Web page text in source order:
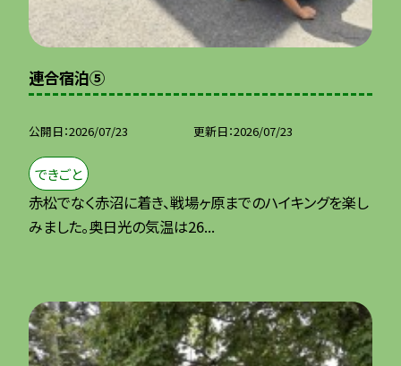
連合宿泊⑤
公開日 2026/07/23 更新日 2026/07/23
できごと
赤松でなく赤沼に着き、戦場ヶ原までのハイキングを楽し
みました。奥日光の気温は26...